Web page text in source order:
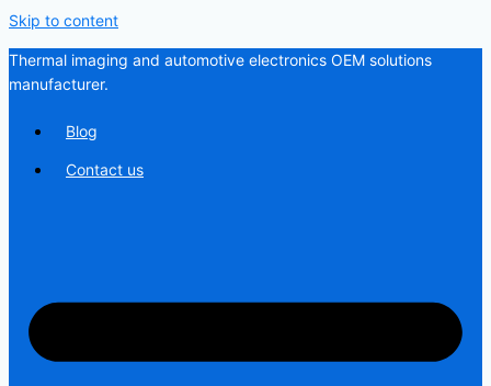
Skip to content
Thermal imaging and automotive electronics OEM solutions
manufacturer.
Blog
Contact us